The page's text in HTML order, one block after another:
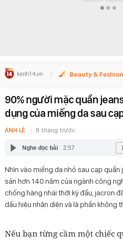
Beauty & Fashion
90% người mặc quần
dụng của miếng da sau
ÁNH LÊ 8 tháng trước
Nghe đọc bài 2:57
Nhìn vào miếng da nhỏ sau cạp quần
sản hơn 140 năm của ngành công
chống hàng nhái thời kỳ đầu, jacron
dấu hiệu nhận diện và là phần không
Nếu bạn từng cầm một chiếc